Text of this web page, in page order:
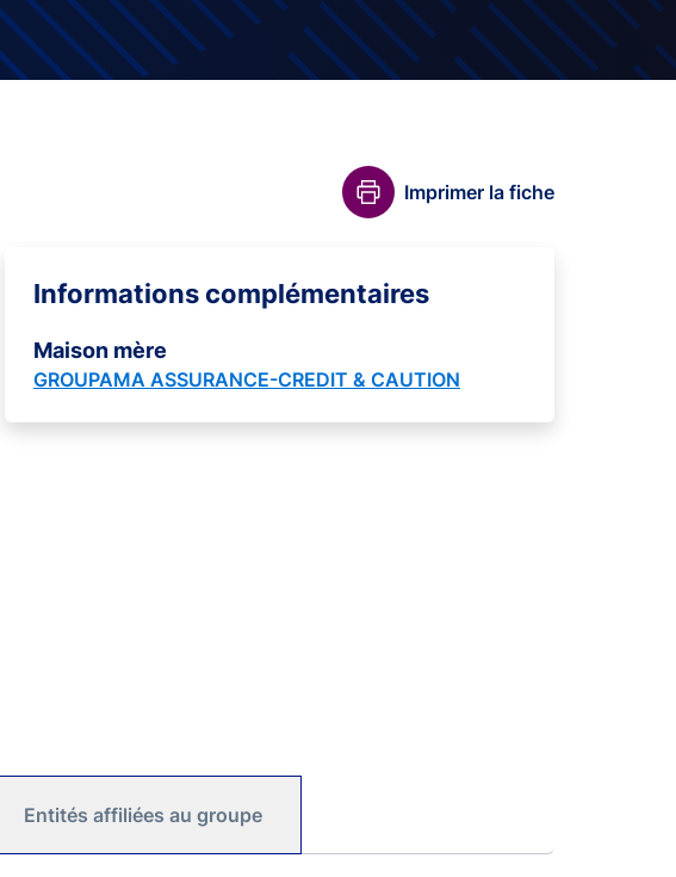
Imprimer la fiche
Informations complémentaires
Maison mère
GROUPAMA ASSURANCE-CREDIT & CAUTION
Entités affiliées au groupe